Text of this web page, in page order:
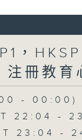
，
冊教
- 00:00)
22:04 -
23:04 -